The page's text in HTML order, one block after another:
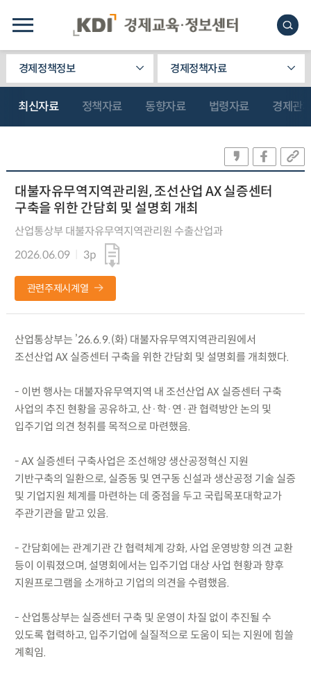
경제정책정보 경제정책자료
최신자료 정책자료 동향자료 법령자료 경제관
대불자유무역지역관리원, 조선산업 AX 실증센터
구축을 위한 간담회 및 설명회 개최
산업통상부 대불자유무역지역관리원 수출산업과
2026.06.09
3p
관련주제시계열
산업통상부는 ’26.6.9.(화) 대불자유무역지역관리원에서
조선산업 AX 실증센터 구축을 위한 간담회 및 설명회를 개최했다.
- 이번 행사는 대불자유무역지역 내 조선산업 AX 실증센터 구축
사업의 추진 현황을 공유하고, 산·학·연·관 협력방안 논의 및
입주기업 의견 청취를 목적으로 마련했음.
- AX 실증센터 구축사업은 조선해양 생산공정혁신 지원
기반구축의 일환으로, 실증동 및 연구동 신설과 생산공정 기술 실증
및 기업지원 체계를 마련하는 데 중점을 두고 국립목포대학교가
주관기관을 맡고 있음.
- 간담회에는 관계기관 간 협력체계 강화, 사업 운영방향 의견 교환
등이 이뤄졌으며, 설명회에서는 입주기업 대상 사업 현황과 향후
지원프로그램을 소개하고 기업의 의견을 수렴했음.
- 산업통상부는 실증센터 구축 및 운영이 차질 없이 추진될 수
있도록 협력하고, 입주기업에 실질적으로 도움이 되는 지원에 힘쓸
계획임.